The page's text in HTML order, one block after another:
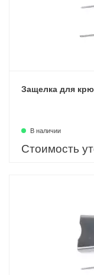
Защелка для
В наличии
Стоимость